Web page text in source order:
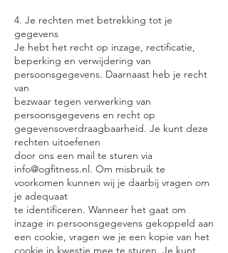
4. Je rechten met betrekking tot je
gegevens
Je hebt het recht op inzage, rectificatie,
beperking en verwijdering van
persoonsgegevens. Daarnaast heb je recht
van
bezwaar tegen verwerking van
persoonsgegevens en recht op
gegevensoverdraagbaarheid. Je kunt deze
rechten uitoefenen
door ons een mail te sturen via
info@ogfitness.nl. Om misbruik te
voorkomen kunnen wij je daarbij vragen om
je adequaat
te identificeren. Wanneer het gaat om
inzage in persoonsgegevens gekoppeld aan
een cookie, vragen we je een kopie van het
cookie in kwestie mee te sturen. Je kunt